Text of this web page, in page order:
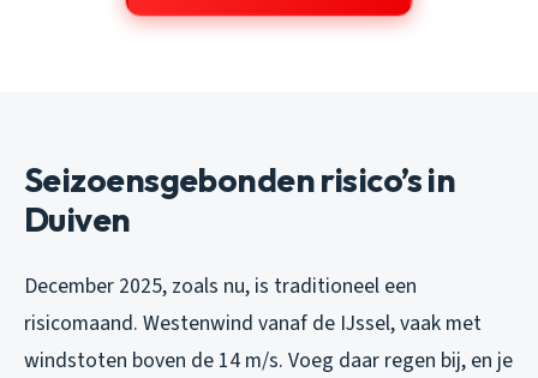
Seizoensgebonden risico’s in
Duiven
December 2025, zoals nu, is traditioneel een
risicomaand. Westenwind vanaf de IJssel, vaak met
windstoten boven de 14 m/s. Voeg daar regen bij, en je